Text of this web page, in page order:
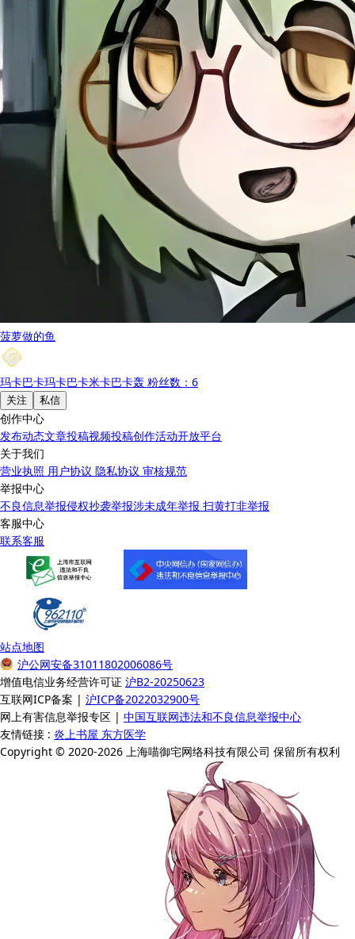
菠萝做的鱼
玛卡巴卡玛卡巴卡米卡巴卡轰 粉丝数：6
关注 私信
创作中心
发布动态文章投稿视频投稿创作活动开放平台
关于我们
营业执照 用户协议 隐私协议 审核规范
举报中心
不良信息举报侵权抄袭举报涉未成年举报 扫黄打非举报
客服中心
联系客服
站点地图
沪公网安备31011802006086号
增值电信业务经营许可证 沪B2-20250623
互联网ICP备案 | 沪ICP备2022032900号
网上有害信息举报专区 | 中国互联网违法和不良信息举报中心
友情链接 : 炎上书屋 东方医学
Copyright © 2020-2026 上海喵御宅网络科技有限公司 保留所有权利